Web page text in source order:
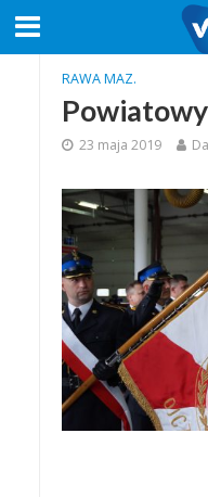
RAWA MAZ.
23 maja 2019